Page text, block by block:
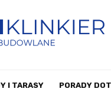
I TARASY PORADY